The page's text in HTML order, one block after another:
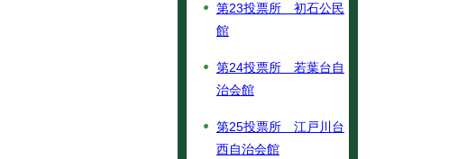
第23投票所 初石公民
館
第24投票所 若葉台自
治会館
第25投票所 江戸川台
西自治会館